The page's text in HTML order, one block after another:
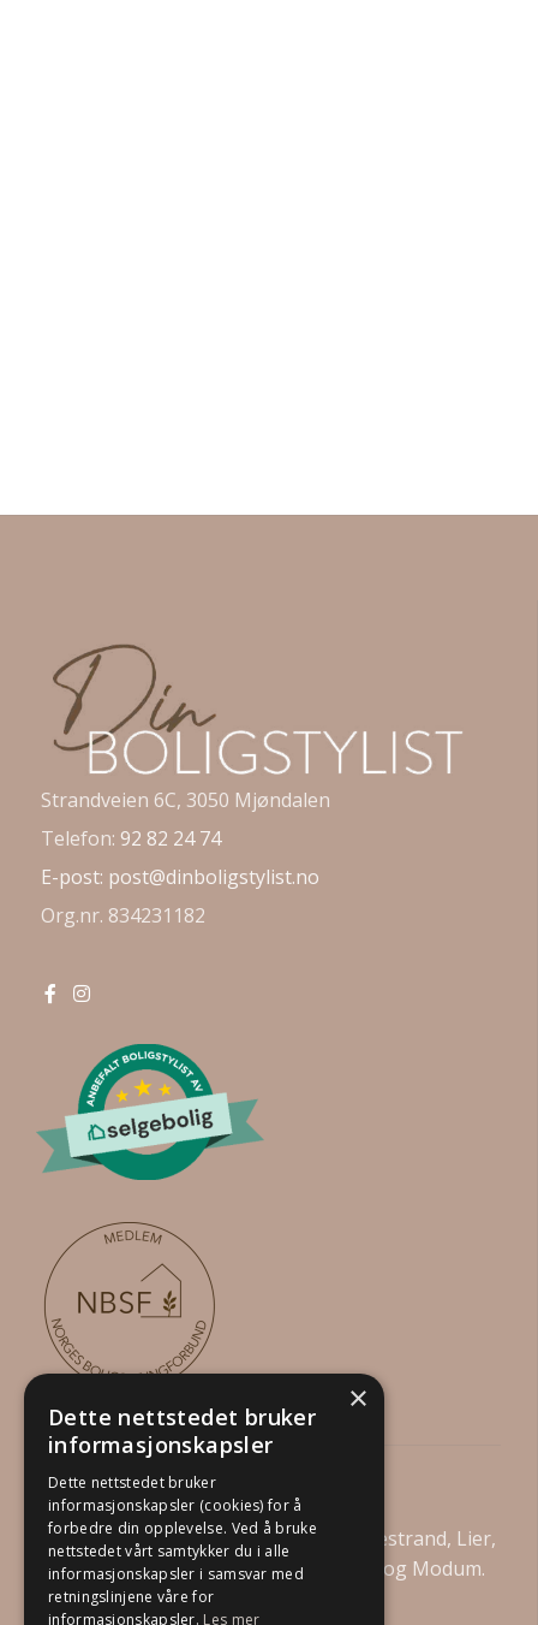
Strandveien 6C, 3050 Mjøndalen
Telefon: 92 82 24 74
E-post: post@dinboligstylist.no
Org.nr. 834231182
Din Boligstylist AS
Vi tilbyr boligstyling i Drammen, Holmestrand, Lier,
Asker, Bærum, Kongsberg, Øvre Eiker og Modum.
×
Dette nettstedet bruker
informasjonskapsler
Dette nettstedet bruker
informasjonskapsler (cookies) for å
forbedre din opplevelse. Ved å bruke
nettstedet vårt samtykker du i alle
informasjonskapsler i samsvar med
retningslinjene våre for
informasjonskapsler. Les mer